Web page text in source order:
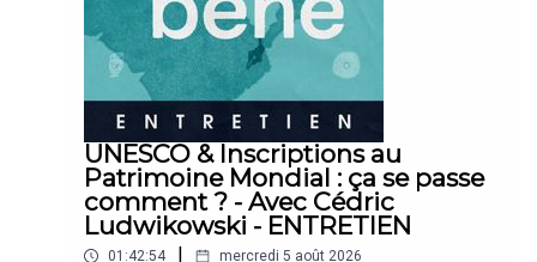
➤➤➤ Pour en savoir plus :
filde Caitlin G. DeAngelis.
Laposition officielledes archives nationales
britanniques pour les termes offensants dans les
archives anciennes.
UNESCO & Inscriptions au
Patrimoine Mondial : ça se passe
comment ? - Avec Cédric
Ludwikowski - ENTRETIEN
01:42:54 mercredi 5 août 2026